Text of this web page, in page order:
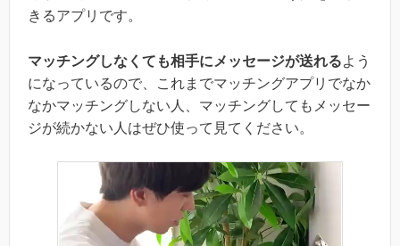
きるアプリです。
マッチングしなくても相手にメッセージが送れるよう
になっているので、これまでマッチングアプリでなか
なかマッチングしない人、マッチングしてもメッセー
ジが続かない人はぜひ使って見てください。